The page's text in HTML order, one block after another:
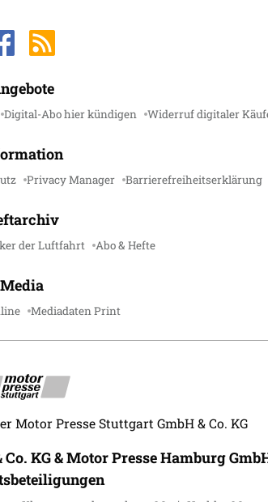
Digital-Abo hier kündigen Widerruf digitaler
Privacy Manager Barrierefreiheitserklärung
der Luftfahrt Abo & Hefte
Media
Mediadaten Print
Motor Presse Stuttgart GmbH & Co. KG
KG & Motor Presse Hamburg